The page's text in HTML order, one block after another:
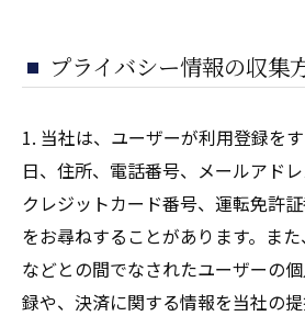
プライバシー情報の収集
1. 当社は、ユーザーが利用登録を
日、住所、電話番号、メールアドレ
クレジットカード番号、運転免許
をお尋ねすることがあります。ま
などとの間でなされたユーザーの
録や、決済に関する情報を当社の提